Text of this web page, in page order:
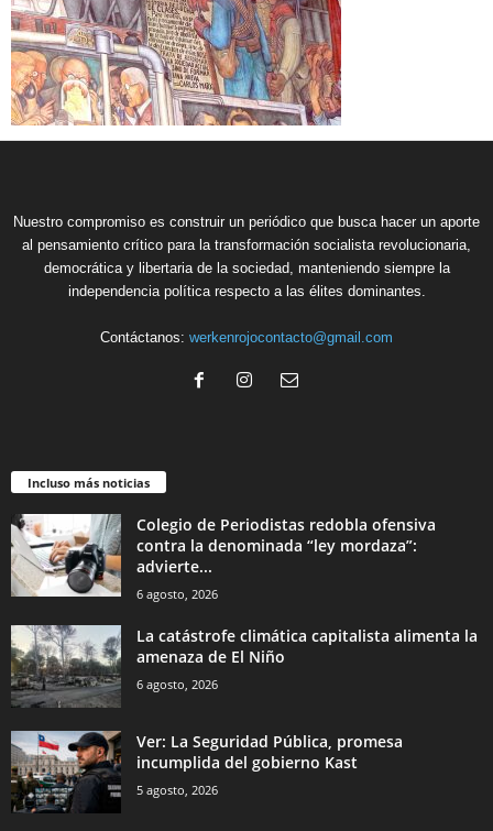
Nuestro compromiso es construir un periódico que busca hacer un aporte
al pensamiento crítico para la transformación socialista revolucionaria,
democrática y libertaria de la sociedad, manteniendo siempre la
independencia política respecto a las élites dominantes.
Contáctanos: werkenrojocontacto@gmail.com
Incluso más noticias
Colegio de Periodistas redobla ofensiva
contra la denominada “ley mordaza”:
advierte...
6 agosto, 2026
La catástrofe climática capitalista alimenta la
amenaza de El Niño
6 agosto, 2026
Ver: La Seguridad Pública, promesa
incumplida del gobierno Kast
5 agosto, 2026